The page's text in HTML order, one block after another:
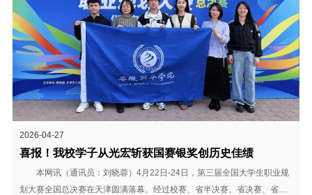
2026-04-27
喜报！我校学子从光宏斩获国赛银奖创历史佳绩
本网讯（通讯员：刘晓蓉）4月22日-24日，第三届全国大学生职业规
划大赛全国总决赛在天津圆满落幕。经过校赛、省半决赛、省决赛、省排